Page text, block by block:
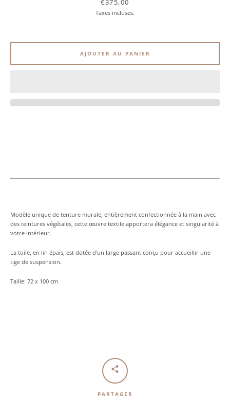
FacebookPinterestInstagram
Prix
€375,00
Taxes incluses.
Modèle unique de tenture murale, entièrement confectionnée à la main avec
des teintures végétales, cette œuvre textile apportera élégance et singularité à
votre intérieur.
La toile, en lin épais, est dotée d'un large passant conçu pour accueillir une
tige de suspension.
Taille: 72 x 100 cm
AJOUTER AU PANIER
PARTAGER